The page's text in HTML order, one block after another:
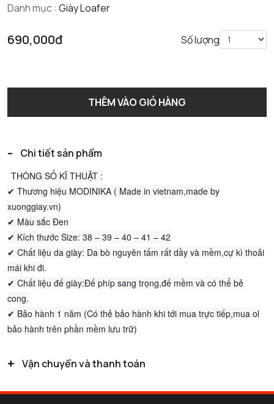
Danh mục : Giày Loafer
690,000đ Số lượng
THÊM VÀO GIỎ HÀNG
- Chi tiết sản phẩm
THÔNG SỐ KĨ THUẬT :
✔ Thương hiệu MODINIKA ( Made in vietnam,made by
xuonggiay.vn)
✔ Màu sắc Đen
✔ Kích thước Size: 38 – 39 – 40 – 41 – 42
✔ Chất liệu da giày: Da bò nguyên tấm rất dầy và mềm,cự kì thoải
mái khi đi.
✔ Chất liệu đế giày:Đế phíp sang trọng,đế mềm và có thể bẻ
cong.
✔ Bảo hành 1 năm (Có thẻ bảo hành khi tới mua trực tiếp,mua ol
bảo hành trên phần mềm lưu trữ)
+ Vận chuyển và thanh toán